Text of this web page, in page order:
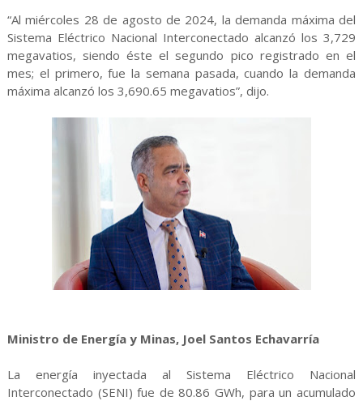
“Al miércoles 28 de agosto de 2024, la demanda máxima del
Sistema Eléctrico Nacional Interconectado alcanzó los 3,729
megavatios, siendo éste el segundo pico registrado en el
mes; el primero, fue la semana pasada, cuando la demanda
máxima alcanzó los 3,690.65 megavatios”, dijo.
Ministro de Energía y Minas, Joel Santos Echavarría
La energía inyectada al Sistema Eléctrico Nacional
Interconectado (SENI) fue de 80.86 GWh, para un acumulado